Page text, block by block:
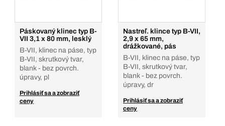
Páskovaný klinec typ B-
VII 3,1 x 80 mm, lesklý
B-VII, klinec na páse, typ
B-VII, skrutkový tvar,
blank - bez povrch.
úpravy, pl
Prihlásiť sa a zobraziť
ceny
Nastreľ. klince typ B-VII,
2,9 x 65 mm,
drážkované, pás
B-VII, klinec na páse, typ
B-VII, skrutkový tvar,
blank - bez povrch.
úpravy, dr
Prihlásiť sa a zobraziť
ceny